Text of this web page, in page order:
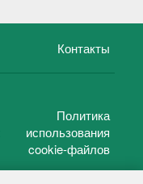
Контакты
Политика
использования
cookie-файлов